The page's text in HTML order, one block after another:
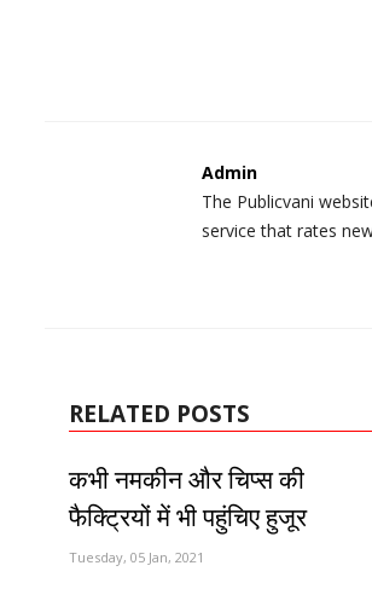
Admin
The Publicvani
service that rates
RELATED POSTS
कभी नमकीन और चिप्स की
फैक्ट्रियों में भी पहुंचिए हुजूर
Tuesday, 05 Jan, 2021